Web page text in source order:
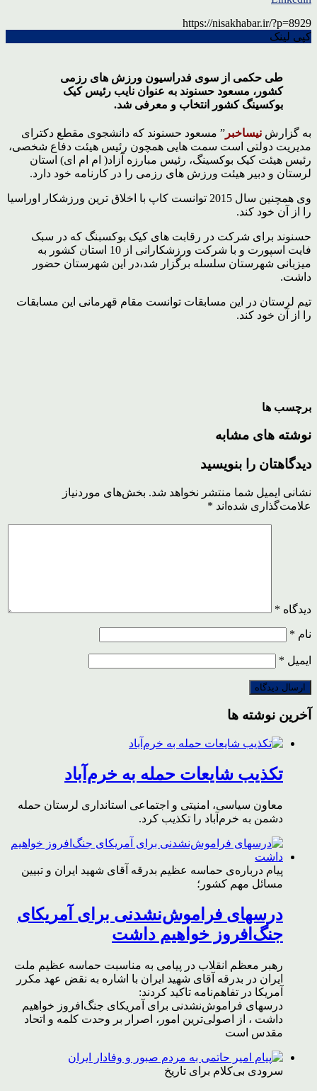
https://nisakhabar.ir/?p=8929
کپی لینک
طی حکمی از سوی فدراسیون ورزش های رزمی
کشور، مسعود حسنوند به عنوان نایب رئیس کیک
بوکسینگ کشور انتخاب و معرفی شد.
به گزارش نیساخبر ” مسعود حسنوند که دانشجوی مقطع دکترای
مدیریت دولتی است سمت هایی همچون رئیس هیئت دفاع شخصی،
رئیس هیئت کیک بوکسینگ، رئیس مبارزه آزاد( ام ام ای) استان
لرستان و دبیر هیئت ورزش های رزمی را در کارنامه خود دارد.
وی همچنین سال 2015 توانست کاپ با اخلاق ترین ورزشکار اوراسیا
را از آن خود کند.
حسنوند برای شرکت در رقابت های کیک بوکسبنگ که در سبک
فایت اسپورت و با شرکت ورزشکارانی از 10 استان کشور به
میزبانی شهرستان سلسله برگزار شد،در این شهرستان حضور
داشت.
تیم لرستان در این مسابقات توانست مقام قهرمانی این مسابقات
را از آن خود کند.
برچسب ها
نوشته های مشابه
دیدگاهتان را بنویسید
نشانی ایمیل شما منتشر نخواهد شد. بخش‌های موردنیاز
علامت‌گذاری شده‌اند *
دیدگاه *
نام *
ایمیل *
آخرین نوشته ها
تکذیب شایعات حمله به خرم‌آباد
معاون سیاسی، امنیتی و اجتماعی استانداری لرستان حمله
دشمن به خرم‌آباد را تکذیب کرد.
پیام درباره‌ی حماسه عظیم بدرقه آقای شهید ایران و تبیین
مسائل مهم کشور؛
درسهای فراموش‌نشدنی برای آمریکای
جنگ‌افروز خواهیم داشت
رهبر معظم انقلاب در پیامی به مناسبت حماسه عظیم ملت
ایران در بدرقه آقای شهید ایران با اشاره به نقض عهد مکرر
آمریکا در تفاهم‌نامه تاکید کردند:
درسهای فراموش‌نشدنی برای آمریکای جنگ‌افروز خواهیم
داشت ، از اصولی‌ترین امور، اصرار بر وحدت کلمه و اتحاد
مقدس است
سرودی بی‌کلام برای تاریخ